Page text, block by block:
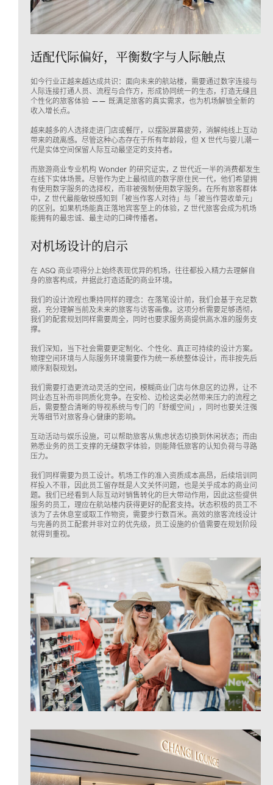
适配代际偏好，平衡数字与人际触点
如今行业正越来越达成共识：面向未来的航站楼，需要通过数字连接与
人际连接打通人员、流程与合作方，形成协同统一的生态，打造无缝且
个性化的旅客体验 —— 既满足旅客的真实需求，也为机场解锁全新的
收入增长点。
越来越多的人选择走进门店或餐厅，以摆脱屏幕疲劳，消解纯线上互动
带来的疏离感。尽管这种心态存在于所有年龄段，但 X 世代与婴儿潮一
代是实体空间保留人际互动最坚定的支持者。
而旅游商业专业机构 Wonder 的研究证实，Z 世代近一半的消费都发生
在线下实体场景。尽管作为史上最彻底的数字原住民一代，他们希望拥
有使用数字服务的选择权，而非被强制使用数字服务。在所有旅客群体
中，Z 世代最能敏锐感知到「被当作客人对待」与「被当作营收单元」
的区别。如果机场能真正落地宾客至上的体验，Z 世代旅客会成为机场
能拥有的最忠诚、最主动的口碑传播者。
对机场设计的启示
在 ASQ 商业项得分上始终表现优异的机场，往往都投入精力去理解自
身的旅客构成，并据此打造适配的商业环境。
我们的设计流程也秉持同样的理念：在落笔设计前，我们会基于充足数
据，充分理解当前及未来的旅客与访客画像。这项分析需要足够透彻，
我们的配套规划同样需要周全，同时也要求服务商提供高水准的服务支
撑。
我们深知，当下社会需要更定制化、个性化、真正可持续的设计方案。
物理空间环境与人际服务环境需要作为统一系统整体设计，而非按先后
顺序割裂规划。
我们需要打造更流动灵活的空间，模糊商业门店与休息区的边界，让不
同业态互补而非同质化竞争。在安检、边检这类必然带来压力的流程之
后，需要整合清晰的导视系统与专门的「舒缓空间」，同时也要关注强
光等细节对旅客身心健康的影响。
互动活动与娱乐设施，可以帮助旅客从焦虑状态切换到休闲状态；而由
熟悉业务的员工支撑的无缝数字体验，则能降低旅客的认知负荷与寻路
压力。
我们同样需要为员工设计。机场工作的准入资质成本高昂，后续培训同
样投入不菲，因此员工留存既是人文关怀问题，也是关乎成本的商业问
题。我们已经看到人际互动对销售转化的巨大带动作用，因此这些提供
服务的员工，理应在航站楼内获得更好的配套支持。状态积极的员工不
该为了去休息室或取工作物资，需要步行数百米。高效的旅客流线设计
与完善的员工配套并非对立的优先级，员工设施的价值需要在规划阶段
就得到重视。